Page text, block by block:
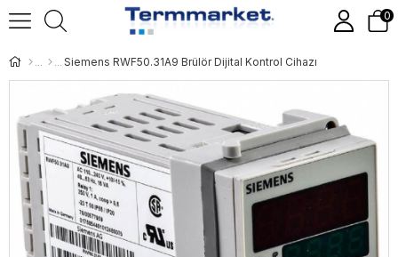
0
Siemens RWF50.31A9 Brülör Dijital Kontrol Cihazı